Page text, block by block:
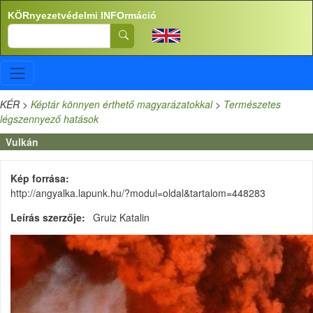
Ugrás a tartalomra
KÖRnyezetvédelmi INFOrmáció
Search
KÉR > Képtár könnyen érthető magyarázatokkal> Természetes
légszennyező hatások
Vulkán
Kép forrása
http://angyalka.lapunk.hu/?modul=oldal&tartalom=448283
Leírás szerzője
Gruiz Katalin